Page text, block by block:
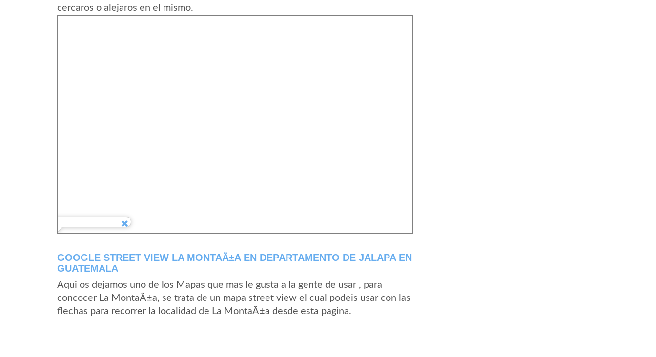
cercaros o alejaros en el mismo.
GOOGLE STREET VIEW LA MONTAÃ±A EN DEPARTAMENTO DE JALAPA EN
GUATEMALA
Aqui os dejamos uno de los Mapas que mas le gusta a la gente de usar , para
concocer La MontaÃ±a, se trata de un mapa street view el cual podeis usar con las
flechas para recorrer la localidad de La MontaÃ±a desde esta pagina.